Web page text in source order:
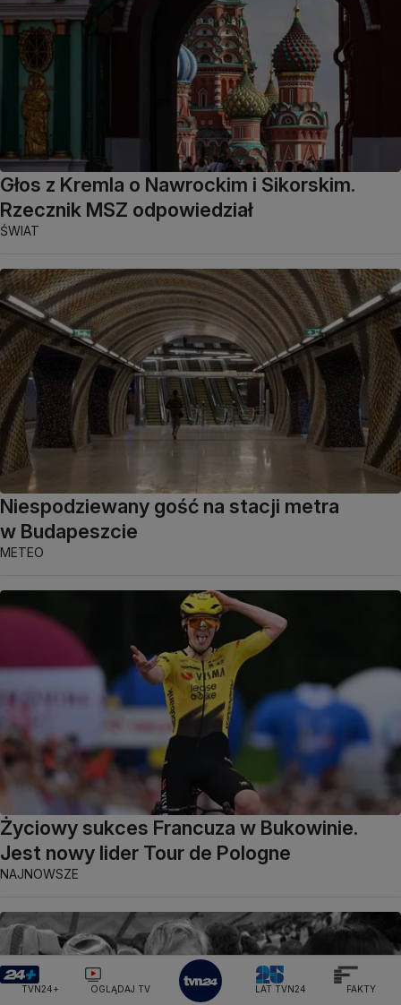
Głos z Kremla o Nawrockim i Sikorskim.
Rzecznik MSZ odpowiedział
ŚWIAT
Niespodziewany gość na stacji metra
w Budapeszcie
METEO
Życiowy sukces Francuza w Bukowinie.
Jest nowy lider Tour de Pologne
NAJNOWSZE
TVN24+ OGLĄDAJ TV LAT TVN24 FAKTY